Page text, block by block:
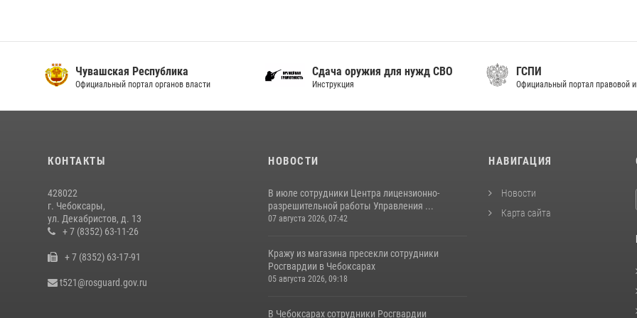
Чувашская Республика
Официальный портал органов власти
Сдача оружия для нужд СВО
Инструкция
ГСПИ
Официальный портал правовой
КОНТАКТЫ
428022
г. Чебоксары,
ул. Декабристов, д. 13
+ 7 (8352) 63-11-26
+ 7 (8352) 63-17-91
t521@rosguard.gov.ru
НОВОСТИ
В июле сотрудники Центра лицензионно-
разрешительной работы Управления ...
07 августа 2026, 07:42
Кражу из магазина пресекли сотрудники
Росгвардии в Чебоксарах
05 августа 2026, 09:18
В Чебоксарах сотрудники Росгвардии
НАВИГАЦИЯ
Новости
Карта сайта